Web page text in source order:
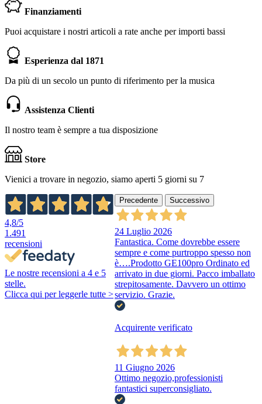
Finanziamenti
Puoi acquistare i nostri articoli a rate anche per importi bassi
Esperienza dal 1871
Da più di un secolo un punto di riferimento per la musica
Assistenza Clienti
Il nostro team è sempre a tua disposizione
Store
Vienici a trovare in negozio, siamo aperti 5 giorni su 7
4,8/5
1.491
recensioni
Le nostre recensioni a 4 e 5
stelle.
Clicca qui per leggerle tutte >
Precedente Successivo
24 Luglio 2026
Fantastica. Come dovrebbe essere
sempre e come purtroppo spesso non
è….Prodotto GE100pro Ordinato ed
arrivato in due giorni. Pacco imballato
strepitosamente. Davvero un ottimo
servizio. Grazie.
Acquirente verificato
11 Giugno 2026
Ottimo negozio,professionisti
fantastici superconsigliato.